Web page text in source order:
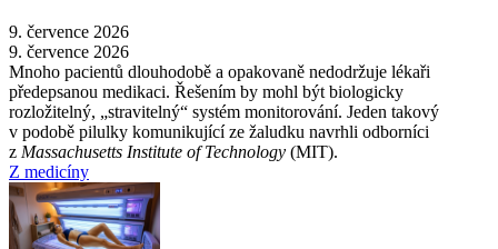
9. července 2026
9. července 2026
Mnoho pacientů dlouhodobě a opakovaně nedodržuje lékaři
předepsanou medikaci. Řešením by mohl být biologicky
rozložitelný, „stravitelný“ systém monitorování. Jeden takový
v podobě pilulky komunikující ze žaludku navrhli odborníci
z Massachusetts Institute of Technology (MIT).
Z medicíny